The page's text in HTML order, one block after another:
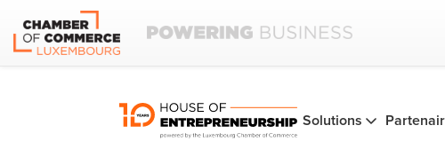
Solutions